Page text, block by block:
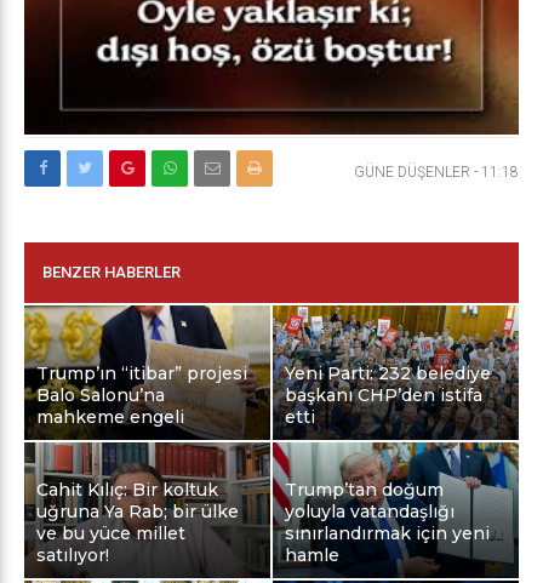
GÜNE DÜŞENLER - 11:18
BENZER HABERLER
Trump’ın “itibar” projesi
Balo Salonu’na
mahkeme engeli
Yeni Parti: 232 belediye
başkanı CHP’den istifa
etti
Cahit Kılıç: Bir koltuk
uğruna Ya Rab; bir ülke
ve bu yüce millet
satılıyor!
Trump’tan doğum
yoluyla vatandaşlığı
sınırlandırmak için yeni
hamle